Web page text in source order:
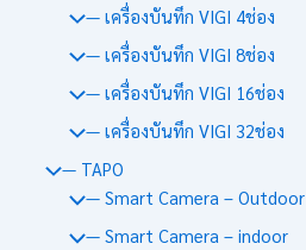
— เครื่องบันทึก VIGI 4ช่อง
— เครื่องบันทึก VIGI 8ช่อง
— เครื่องบันทึก VIGI 16ช่อง
— เครื่องบันทึก VIGI 32ช่อง
— TAPO
— Smart Camera – Outdoor
— Smart Camera – indoor